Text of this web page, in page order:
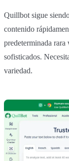
Quillbot sigue
contenido
predeterminada rara
sofisticados.
variedad.